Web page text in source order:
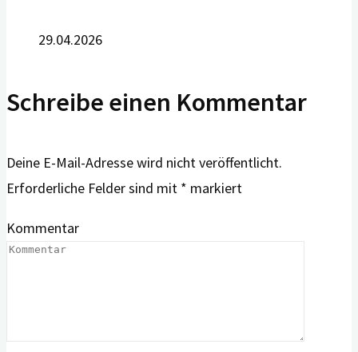
29.04.2026
Schreibe einen Kommentar
Deine E-Mail-Adresse wird nicht veröffentlicht.
Erforderliche Felder sind mit * markiert
Kommentar